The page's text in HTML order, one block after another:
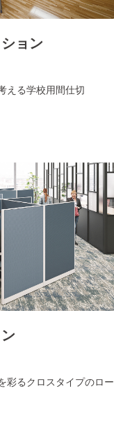
ョン
える学校用間仕切
彩るクロスタイプのロー